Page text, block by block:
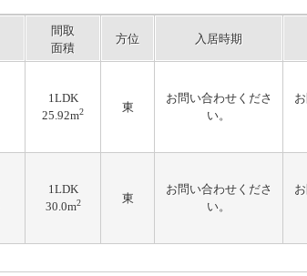
間取
面積
方位 入居時期
1LDK
25.92m2 東
お問い合わせくださ
い。
1LDK
30.0m2 東
お問い合わせくださ
い。